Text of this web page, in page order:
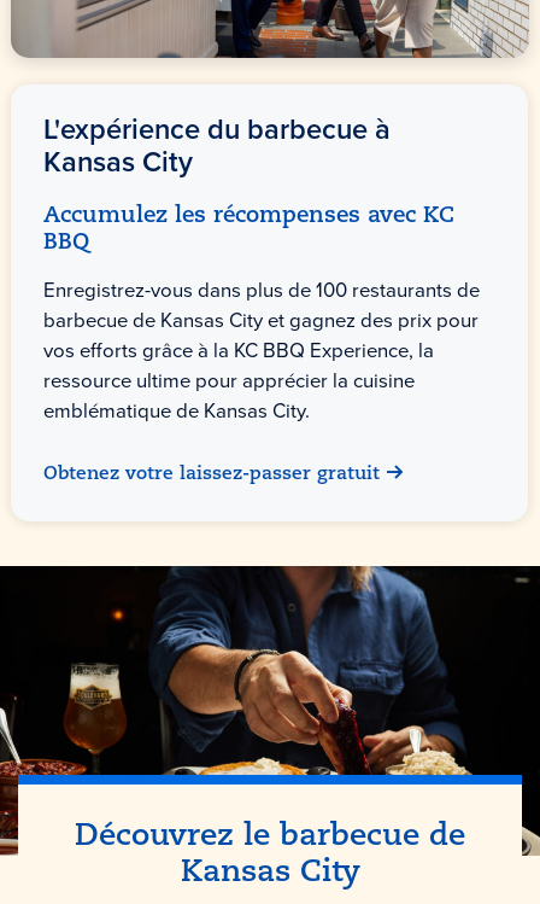
L'expérience du barbecue à
Kansas City
Accumulez les récompenses avec KC
BBQ
Enregistrez-vous dans plus de 100 restaurants de
barbecue de Kansas City et gagnez des prix pour
vos efforts grâce à la KC BBQ Experience, la
ressource ultime pour apprécier la cuisine
emblématique de Kansas City.
Obtenez votre laissez-passer gratuit
Découvrez le barbecue de
Kansas City